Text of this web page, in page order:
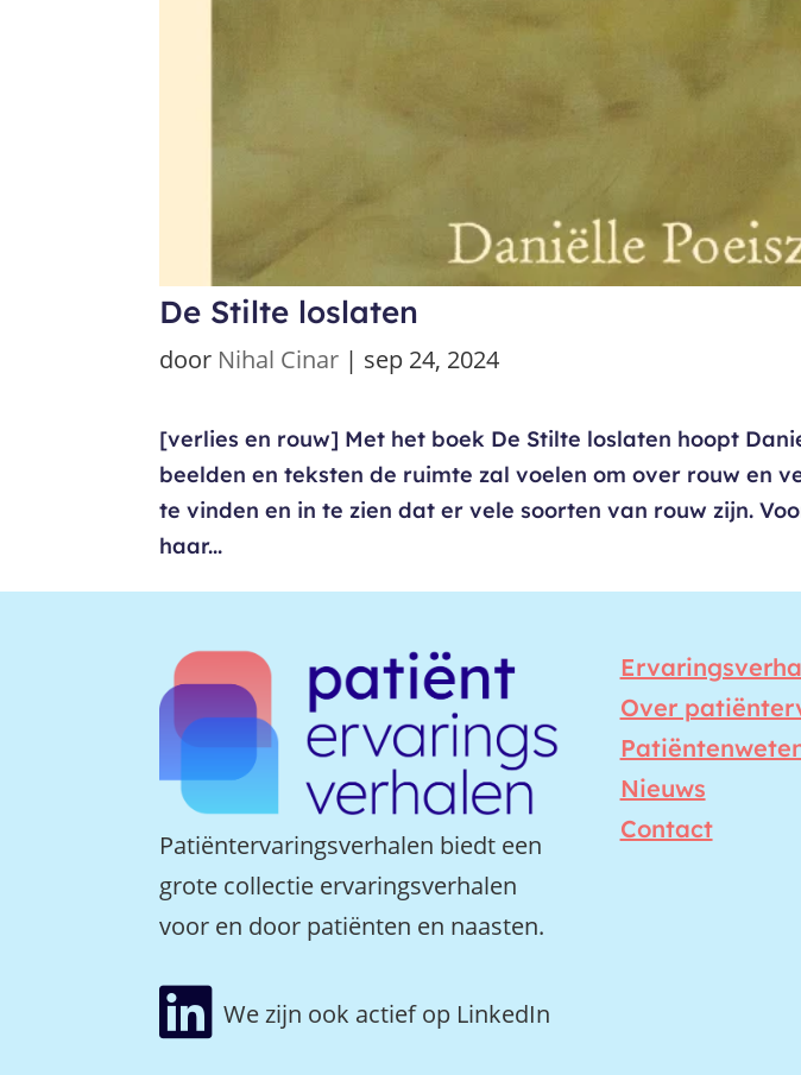
De Stilte loslaten
door Nihal Cinar | sep 24, 2024
[verlies en rouw] Met het boek De Stilte loslaten hoopt
beelden en teksten de ruimte zal voelen om over rouw en
te vinden en in te zien dat er vele soorten van rouw zijn.
haar...
Patiëntervaringsverhalen biedt een
grote collectie ervaringsverhalen
voor en door patiënten en naasten.
Over
Nieuws
Contact
 We zijn ook actief op LinkedIn